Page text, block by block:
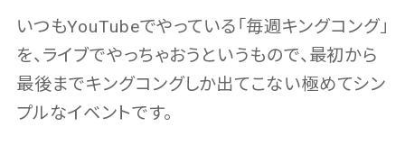
いつもYouTubeでやっている「毎週キングコング」
を、ライブでやっちゃおうというもので、最初から
最後までキングコングしか出てこない極めてシン
プルなイベントです。